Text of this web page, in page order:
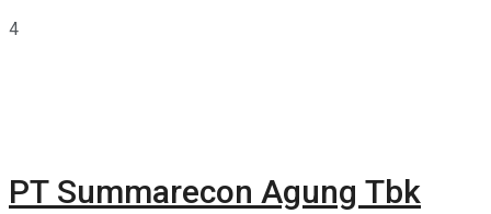
4
PT Summarecon Agung Tbk